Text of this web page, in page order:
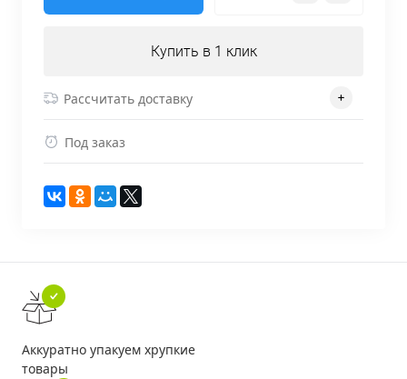
Купить в 1 клик
Рассчитать доставку
Под заказ
Аккуратно упакуем хрупкие
товары